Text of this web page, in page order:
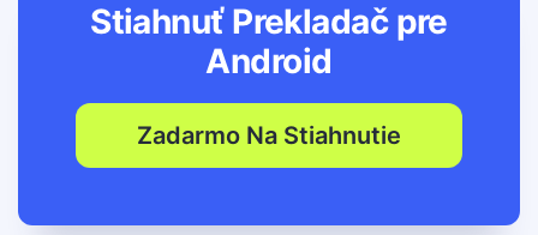
Stiahnuť Prekladač pre
Android
Zadarmo Na Stiahnutie